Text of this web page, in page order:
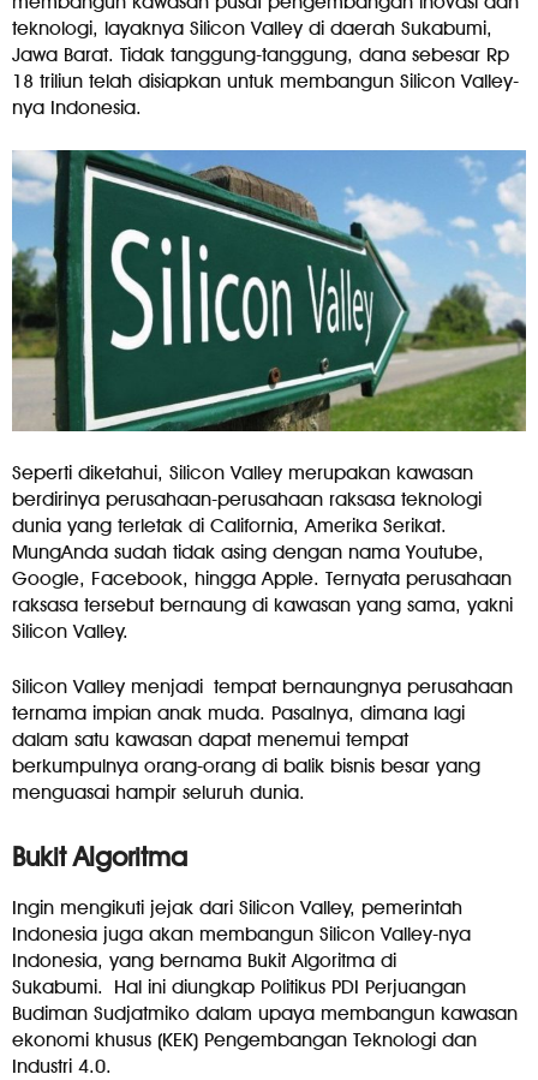
teknologi, layaknya Silicon Valley di daerah Sukabumi,
Jawa Barat. Tidak tanggung-tanggung, dana sebesar Rp
18 triliun telah disiapkan untuk membangun Silicon Valley-
nya Indonesia.
Seperti diketahui, Silicon Valley merupakan kawasan
berdirinya perusahaan-perusahaan raksasa teknologi
dunia yang terletak di California, Amerika Serikat.
MungAnda sudah tidak asing dengan nama Youtube,
Google, Facebook, hingga Apple. Ternyata perusahaan
raksasa tersebut bernaung di kawasan yang sama, yakni
Silicon Valley.
Silicon Valley menjadi tempat bernaungnya perusahaan
ternama impian anak muda. Pasalnya, dimana lagi
dalam satu kawasan dapat menemui tempat
berkumpulnya orang-orang di balik bisnis besar yang
menguasai hampir seluruh dunia.
Bukit Algoritma
Ingin mengikuti jejak dari Silicon Valley, pemerintah
Indonesia juga akan membangun Silicon Valley-nya
Indonesia, yang bernama Bukit Algoritma di
Sukabumi. Hal ini diungkap Politikus PDI Perjuangan
Budiman Sudjatmiko dalam upaya membangun kawasan
ekonomi khusus (KEK) Pengembangan Teknologi dan
Industri 4.0.